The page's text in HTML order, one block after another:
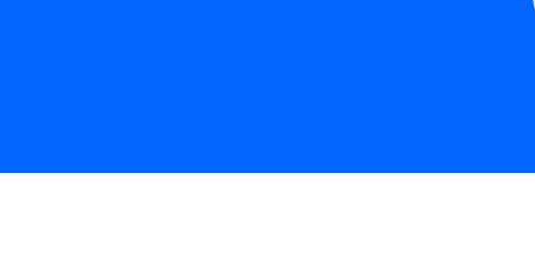
Maiores
Anunciar